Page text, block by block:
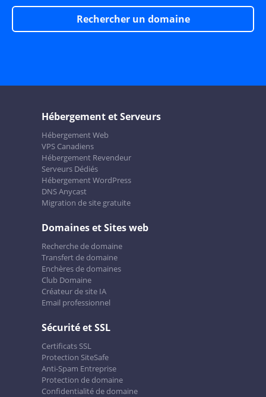
Rechercher un domaine
Hébergement et Serveurs
Hébergement Web
VPS Canadiens
Hébergement Revendeur
Serveurs Dédiés
Hébergement WordPress
DNS Anycast
Migration de site gratuite
Domaines et Sites web
Recherche de domaine
Transfert de domaine
Enchères de domaines
Club Domaine
Créateur de site IA
Email professionnel
Sécurité et SSL
Certificats SSL
Protection SiteSafe
Anti-Spam Entreprise
Protection de domaine
Confidentialité de domaine